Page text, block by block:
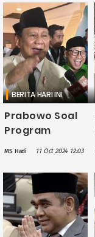
Silaturahmi,
Kebersamaan
dan
Keberlanjutan
BERITA HARI INI
Prabowo Soal
Program
Makan Bergizi
Mencari
Popularitas, Ini
Masalah
Strategis
MS Hadi 11 Oct 2024 12:03